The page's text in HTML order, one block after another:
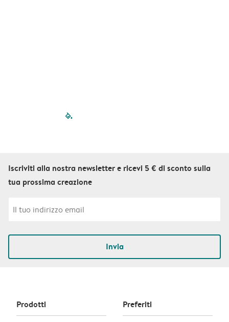
filled-pagination
Iscriviti alla nostra newsletter e ricevi 5 € di sconto sulla
tua prossima creazione
Invia
Prodotti Preferiti